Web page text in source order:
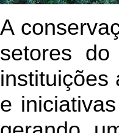
A
setores
instituições
e